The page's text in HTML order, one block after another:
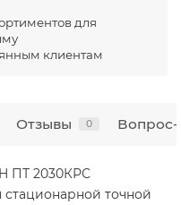
для
клиентам
Отзывы 0 Вопрос-
ПТ 2030КРС
стационарной точной